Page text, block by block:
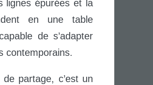
lignes épurées et la
en une table
de s’adapter
contemporains.
partage, c’est un